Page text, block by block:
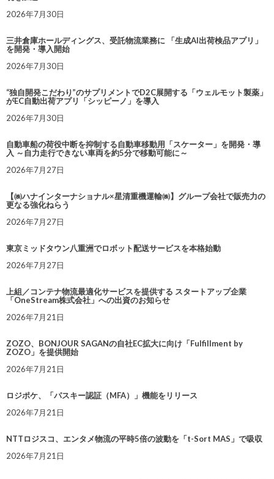
2026年7月30日
三井倉庫ホールディングス、受託物流業務に 「生成AI出荷検品アプリ」
を開発・導入開始
2026年7月30日
“独自開発こだわり”のサプリメントでD2C展開する「ウェルモット製薬」
がEC自動出荷アプリ「シッピーノ」を導入
2026年7月30日
自動車船の荷役中断を抑制する自動車移動用「スケーター」を開発・導
入 ～自力走行できない車両を約5分で移動可能に～
2026年7月27日
【㈱ハナインターナショナル×星清重機運輸㈱】グループ会社で販売力の
更なる強化ねらう
2026年7月27日
東京ミッドタウン八重洲でロボット配送サービスを本格始動
2026年7月27日
上組／コンテナ物流最適化サービスを提供する スタートアップ企業
「OneStream株式会社」への出資のお知らせ
2026年7月21日
ZOZO、BONJOUR SAGANの自社EC拡大に向け「Fulfillment by
ZOZO」を提供開始
2026年7月21日
ロジポケ、「パスキー認証（MFA）」機能をリリース
2026年7月21日
NTTロジスコ、エンタメ物流の平時5倍の波動を「t-Sort MAS」で吸収
2026年7月21日